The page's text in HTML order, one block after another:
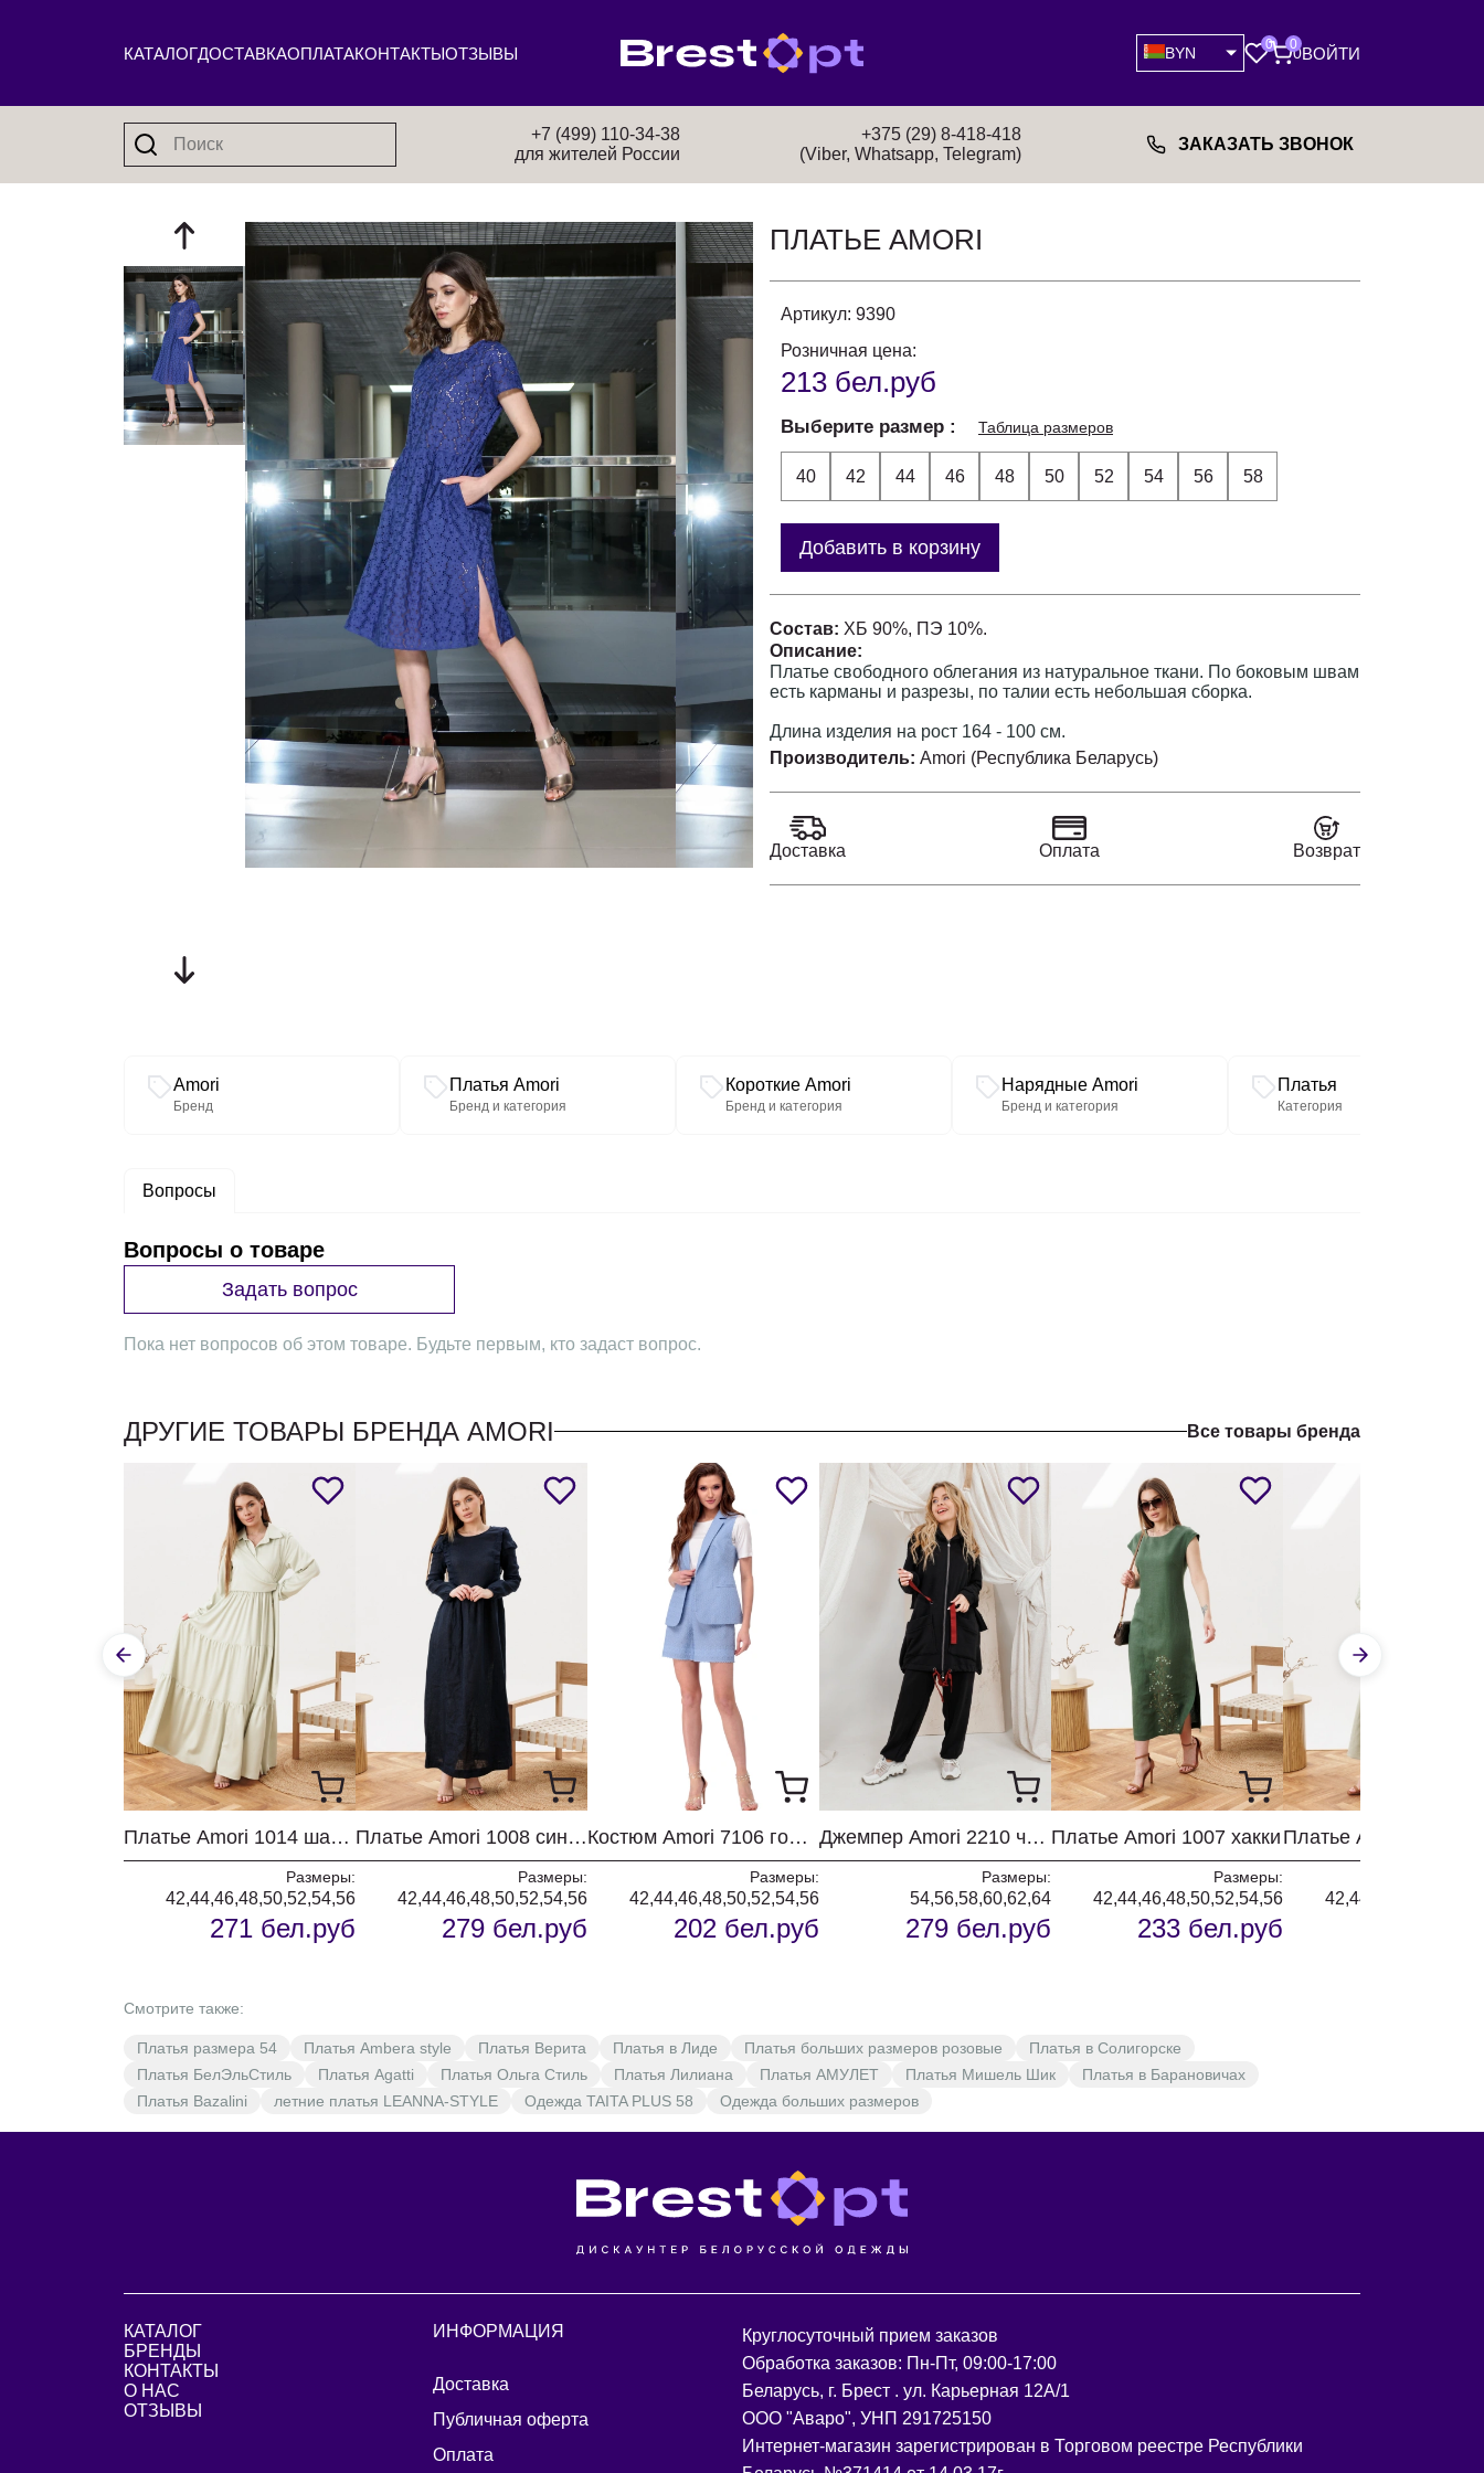
КАТАЛОГДОСТАВКАОПЛАТАКОНТАКТЫОТЗЫВЫ BYN
0 0
0ВОЙТИ
+7 (499) 110-34-38
для жителей России
+375 (29) 8-418-418
(Viber, Whatsapp, Telegram)
ЗАКАЗАТЬ ЗВОНОК
ПЛАТЬЕ AMORI
Артикул: 9390
Розничная цена:
213 бел.руб
Выберите размер Таблица размеров
40 42 44 46 48 50 52 54 56 58
Добавить в корзину
Состав: ХБ 90%, ПЭ 10%.
Описание:
Платье свободного облегания из натуральное ткани. По боковым швам
есть карманы и разрезы, по талии есть небольшая сборка.
Длина изделия на рост 164 - 100 см.
Производитель: Amori (Республика Беларусь)
Доставка Оплата Возврат
Amori
Бренд
Платья Amori
Бренд и категория
Короткие Amori
Бренд и категория
Нарядные Amori
Бренд и категория
Платья
Категория
Вопросы
Вопросы о товаре
Задать вопрос
Пока нет вопросов об этом товаре. Будьте первым, кто задаст вопрос.
ДРУГИЕ ТОВАРЫ БРЕНДА AMORI Все товары бренда
Платье Amori 1014 шампиньон
Размеры:
42,44,46,48,50,52,54,56
271 бел.руб
Платье Amori 1008 синий
Размеры:
42,44,46,48,50,52,54,56
279 бел.руб
Костюм Amori 7106 голубой
Размеры:
42,44,46,48,50,52,54,56
202 бел.руб
Джемпер Amori 2210 черный
Размеры:
54,56,58,60,62,64
279 бел.руб
Платье Amori 1007 хакки
Размеры:
42,44,46,48,50,52,54,56
233 бел.руб
Платье Amori 1009
Смотрите также:
Платья размера 54 Платья Ambera style Платья Верита Платья в Лиде Платья больших размеров розовые
Платья в Солигорске
Платья БелЭльСтиль
Платья Agatti Платья Ольга Стиль Платья Лилиана Платья АМУЛЕТ Платья Мишель Шик
Платья в Барановичах
Платья Bazalini
летние платья LEANNA-STYLE Одежда TAITA PLUS 58 Одежда больших размеров
КАТАЛОГ
БРЕНДЫ
КОНТАКТЫ
О НАС
ОТЗЫВЫ
ИНФОРМАЦИЯ
Доставка
Публичная оферта
Оплата
Круглосуточный прием заказов
Обработка заказов: Пн-Пт, 09:00-17:00
Беларусь, г. Брест . ул. Карьерная 12А/1
ООО "Аваро", УНП 291725150
Интернет-магазин зарегистрирован в Торговом реестре Республики